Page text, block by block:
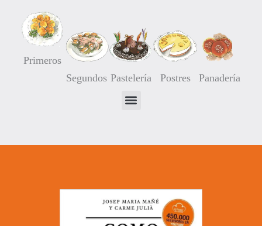
Primeros
Segundos Pastelería Postres Panadería